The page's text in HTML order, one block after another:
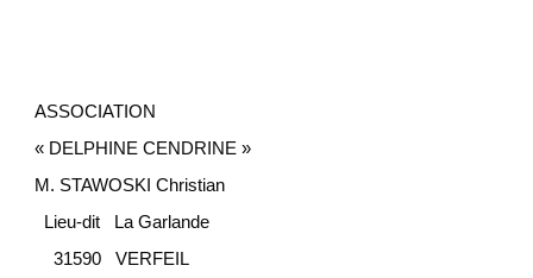
ASSOCIATION
« DELPHINE CENDRINE »
M. STAWOSKI Christian
Lieu-dit La Garlande
31590 VERFEIL